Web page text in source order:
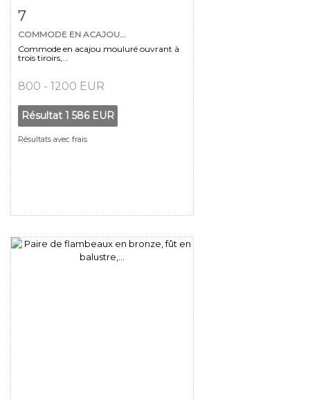
7
COMMODE EN ACAJOU...
Commode en acajou mouluré ouvrant à
trois tiroirs,...
800 - 1200 EUR
Résultat 1 586 EUR
Résultats avec frais